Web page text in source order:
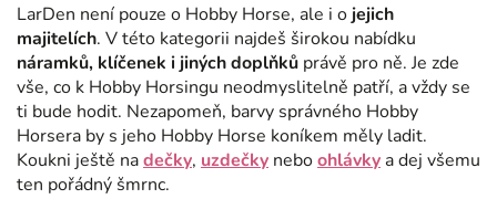
LarDen není pouze o Hobby Horse, ale i o jejich
majitelích. V této kategorii najdeš širokou nabídku
náramků, klíčenek i jiných doplňků právě pro ně. Je zde
vše, co k Hobby Horsingu neodmyslitelně patří, a vždy se
ti bude hodit. Nezapomeň, barvy správného Hobby
Horsera by s jeho Hobby Horse koníkem měly ladit.
Koukni ještě nadečky, uzdečky neboohlávky a dej všemu
ten pořádný šmrnc.